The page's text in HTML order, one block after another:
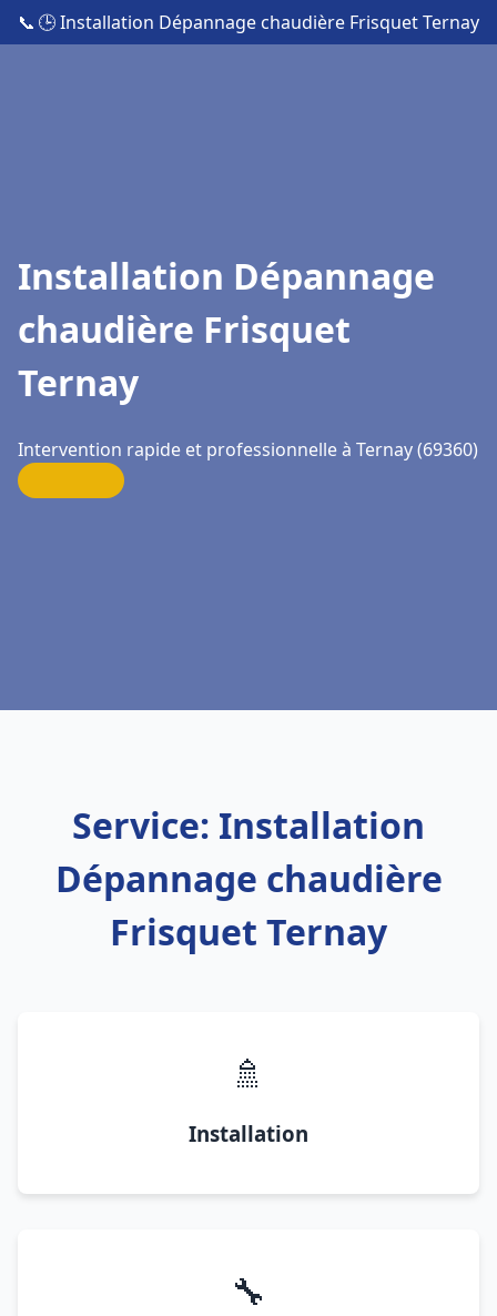
📞 🕒 Installation Dépannage chaudière Frisquet Ternay
Installation Dépannage
chaudière Frisquet
Ternay
Intervention rapide et professionnelle à Ternay (69360)
Service: Installation
Dépannage chaudière
Frisquet Ternay
🚿
Installation
🔧